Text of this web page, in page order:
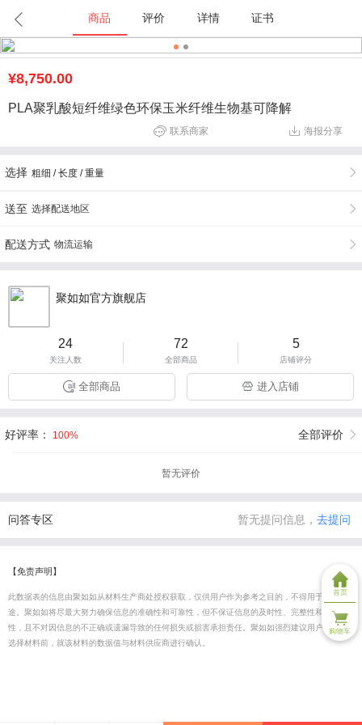
商品 评价 详情 证书
¥8,750.00
PLA聚乳酸短纤维绿色环保玉米纤维生物基可降解
联系商家 海报分享
选择 粗细 / 长度 / 重量
送至 选择配送地区
配送方式 物流运输
聚如如官方旗舰店
24
关注人数
72
全部商品
5
店铺评分
全部商品 进入店铺
好评率： 100% 全部评价
暂无评价
问答专区 暂无提问信息， 去提问
【免责声明】
此数据表的信息由聚如如从材料生产商处授权获取，仅供用户作为参考之目的，不得用于商业用
途。聚如如将尽最大努力确保信息的准确性和可靠性，但不保证信息的及时性、完整性和正确
性，且不对因信息的不正确或遗漏导致的任何损失或损害承担责任。聚如如强烈建议用户在最终
选择材料前，就该材料的数据值与材料供应商进行确认。
首页
购物车